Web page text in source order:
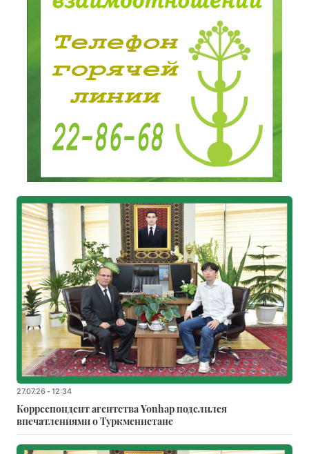
27.07.26 - 12:34
Корреспондент агентства Yonhap поделился
впечатлениями о Туркменистане